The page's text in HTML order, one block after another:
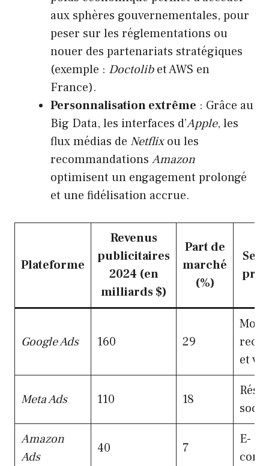
aux sphères gouvernementales, pour
peser sur les réglementations ou
nouer des partenariats stratégiques
(exemple : Doctolibet AWS en
France).
Personnalisation extrême : Grâce au
Big Data, les interfaces d’Apple, les
flux médias de Netflixou les
recommandations Amazon
optimisent un engagement prolongé
et une fidélisation accrue.
Plateforme
Revenus
publicitaires
2024 (en
milliards $)
Part de
marché
(%)
Google Ads 160 29
et
Meta Ads 110 18
Amazon
Ads
40 7
E-